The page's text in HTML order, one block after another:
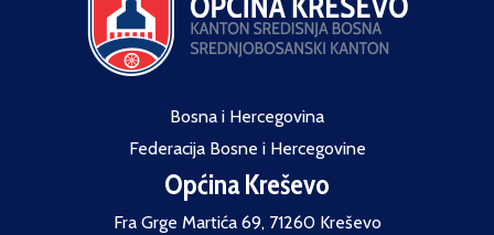
Bosna i Hercegovina
Federacija Bosne i Hercegovine
Općina Kreševo
Fra Grge Martića 69, 71260 Kreševo